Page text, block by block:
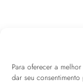
Para oferecer a
dar seu